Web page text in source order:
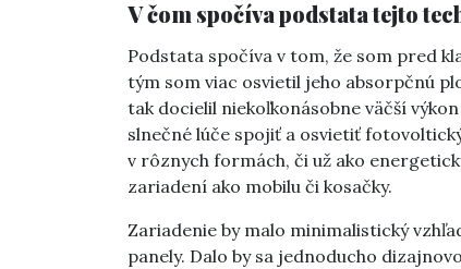
V čom spočíva podstata tejto
Podstata spočíva v tom, že som pred
tým som viac osvietil jeho absorpčnú
tak docielil niekoľkonásobne väčší
slnečné lúče spojiť a osvietiť
v rôznych formách, či už ako
zariadení ako mobilu či kosačky.
Zariadenie by malo minimalistický
panely. Dalo by sa jednoducho